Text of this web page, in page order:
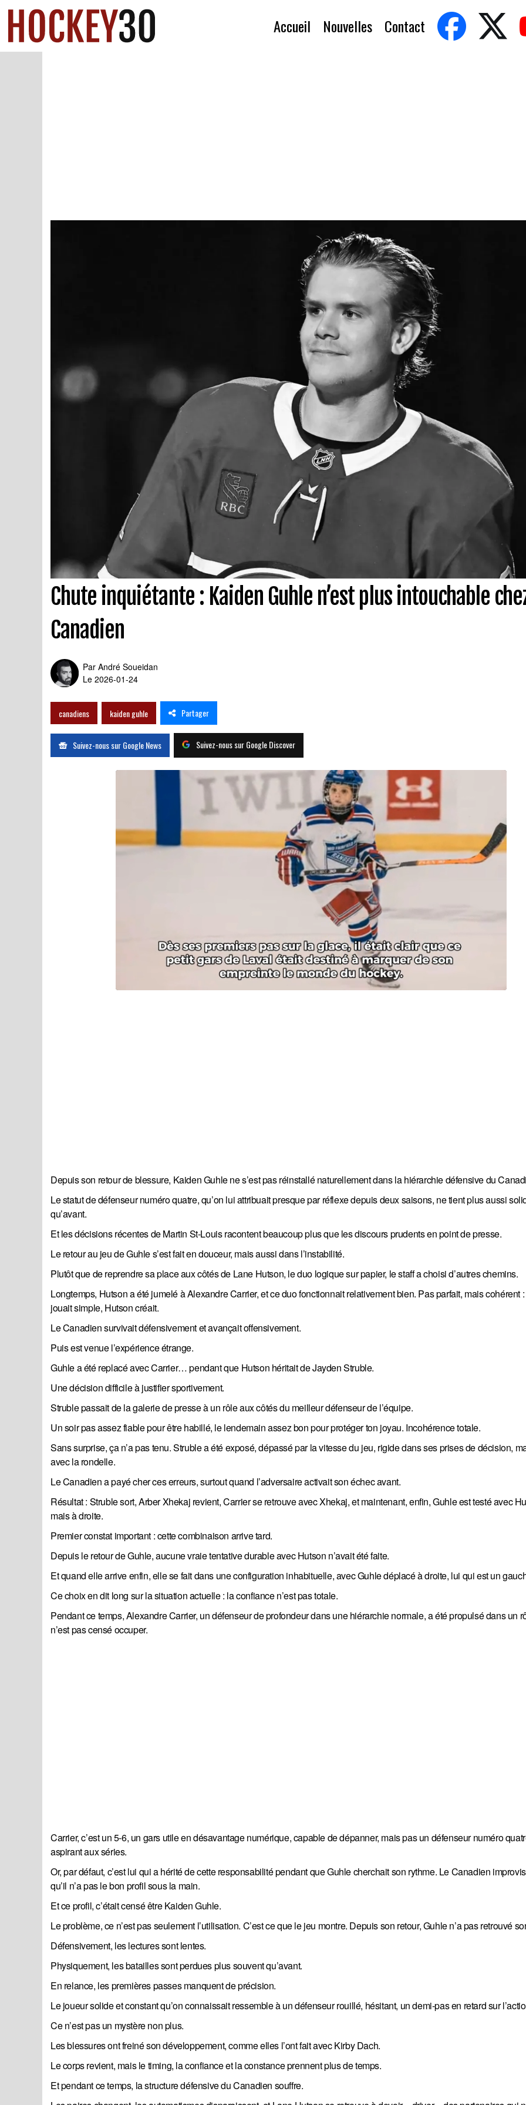
Accueil Nouvelles Contact
Chute inquiétante : Kaiden Guhle n’est plus intouchable
Canadien
Par André Soueidan
Le 2026-01-24
canadiens kaiden guhle Partager
Suivez-nous sur Google News Suivez-nous sur Google Discover
Depuis son retour de blessure, Kaiden Guhle ne s’est pas réinstallé naturellement dans la hiérarchie défensive du
Le statut de défenseur numéro quatre, qu’on lui attribuait presque par réflexe depuis deux saisons, ne tient plus aussi
qu’avant.
Et les décisions récentes de Martin St-Louis racontent beaucoup plus que les discours prudents en point de presse.
Le retour au jeu de Guhle s’est fait en douceur, mais aussi dans l’instabilité.
Plutôt que de reprendre sa place aux côtés de Lane Hutson, le duo logique sur papier, le staff a choisi d’autres chemins.
Longtemps, Hutson a été jumelé à Alexandre Carrier, et ce duo fonctionnait relativement bien. Pas parfait, mais cohérent
jouait simple, Hutson créait.
Le Canadien survivait défensivement et avançait offensivement.
Puis est venue l’expérience étrange.
Guhle a été replacé avec Carrier… pendant que Hutson héritait de Jayden Struble.
Une décision difficile à justifier sportivement.
Struble passait de la galerie de presse à un rôle aux côtés du meilleur défenseur de l’équipe.
Un soir pas assez fiable pour être habillé, le lendemain assez bon pour protéger ton joyau. Incohérence totale.
Sans surprise, ça n’a pas tenu. Struble a été exposé, dépassé par la vitesse du jeu, rigide dans ses prises de décision,
avec la rondelle.
Le Canadien a payé cher ces erreurs, surtout quand l’adversaire activait son échec avant.
Résultat : Struble sort, Arber Xhekaj revient, Carrier se retrouve avec Xhekaj, et maintenant, enfin, Guhle est testé avec
mais à droite.
Premier constat important : cette combinaison arrive tard.
Depuis le retour de Guhle, aucune vraie tentative durable avec Hutson n’avait été faite.
Et quand elle arrive enfin, elle se fait dans une configuration inhabituelle, avec Guhle déplacé à droite, lui qui est un
Ce choix en dit long sur la situation actuelle : la confiance n’est pas totale.
Pendant ce temps, Alexandre Carrier, un défenseur de profondeur dans une hiérarchie normale, a été propulsé dans un
n’est pas censé occuper.
Carrier, c’est un 5-6, un gars utile en désavantage numérique, capable de dépanner, mais pas un défenseur numéro
aspirant aux séries.
Or, par défaut, c’est lui qui a hérité de cette responsabilité pendant que Guhle cherchait son rythme. Le Canadien
qu’il n’a pas le bon profil sous la main.
Et ce profil, c’était censé être Kaiden Guhle.
Le problème, ce n’est pas seulement l’utilisation. C’est ce que le jeu montre. Depuis son retour, Guhle n’a pas retrouvé
Défensivement, les lectures sont lentes.
Physiquement, les batailles sont perdues plus souvent qu’avant.
En relance, les premières passes manquent de précision.
Le joueur solide et constant qu’on connaissait ressemble à un défenseur rouillé, hésitant, un demi-pas en retard sur
Ce n’est pas un mystère non plus.
Les blessures ont freiné son développement, comme elles l’ont fait avec Kirby Dach.
Le corps revient, mais le timing, la confiance et la constance prennent plus de temps.
Et pendant ce temps, la structure défensive du Canadien souffre.